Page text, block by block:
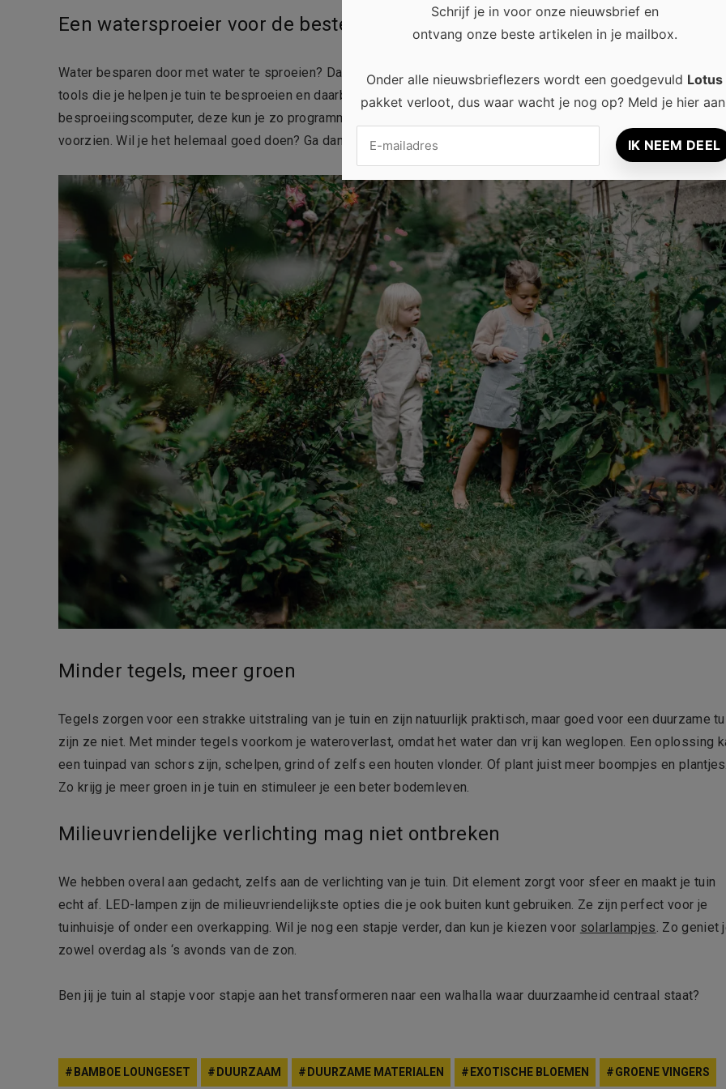
Een watersproeier voor de beste waterbesparing
Water besparen door met water te sproeien? Dat klinkt meer als kwaad met kwaad bestrijden. Toch bestaan er
tools die je helpen je tuin te besproeien en daarbij water te besparen. Je kunt gebruik maken van een
besproeiingscomputer, deze kun je zo programmeren dat ze op de efficiëntste tijd van de dag je tuin van water
voorzien. Wil je het helemaal goed doen? Ga dan voor een micro drip, hiermee bespaar je tot wel 70% aan water.
Minder tegels, meer groen
Tegels zorgen voor een strakke uitstraling van je tuin en zijn natuurlijk praktisch, maar goed voor een duurzame
zijn ze niet. Met minder tegels voorkom je wateroverlast, omdat het water dan vrij kan weglopen. Een oplossing
een tuinpad van schors zijn, schelpen, grind of zelfs een houten vlonder. Of plant juist meer boompjes en
Zo krijg je meer groen in je tuin en stimuleer je een beter bodemleven.
Milieuvriendelijke verlichting mag niet ontbreken
We hebben overal aan gedacht, zelfs aan de verlichting van je tuin. Dit element zorgt voor sfeer en maakt je tuin
echt af. LED-lampen zijn de milieuvriendelijkste opties die je ook buiten kunt gebruiken. Ze zijn perfect voor je
tuinhuisje of onder een overkapping. Wil je nog een stapje verder, dan kun je kiezen voor solarlampjes . Zo geniet
zowel overdag als ‘s avonds van de zon.
Ben jij je tuin al stapje voor stapje aan het transformeren naar een walhalla waar duurzaamheid centraal staat?
BAMBOE LOUNGESET DUURZAAM DUURZAME MATERIALEN EXOTISCHE BLOEMEN GROENE VINGERS
Schrijf je in voor onze nieuwsbrief en
ontvang onze beste artikelen in je mailbox.
Onder alle nieuwsbrieflezers wordt een goedgevuld Lotus
pakket verloot, dus waar wacht je nog op? Meld je hier